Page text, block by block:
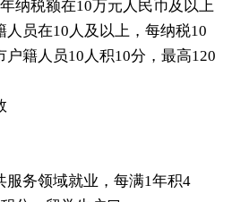
纳税额在10万元人民币及以上
员在10人及以上，每纳税10
籍人员10人积10分，最高120
服务领域就业，每满1年积4